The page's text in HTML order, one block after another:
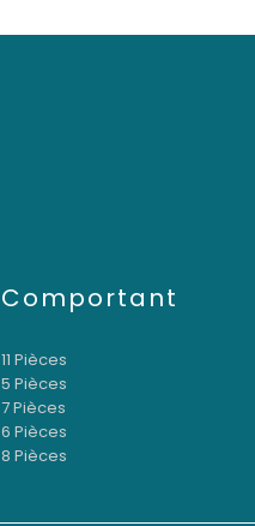
Comportant
11 Pièces
5 Pièces
7 Pièces
6 Pièces
8 Pièces